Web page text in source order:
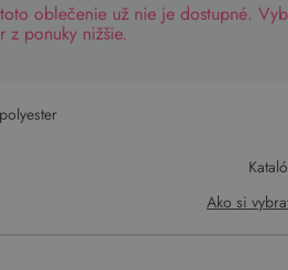
oblečenie už nie je dostupné.
z ponuky nižšie.
Ako si